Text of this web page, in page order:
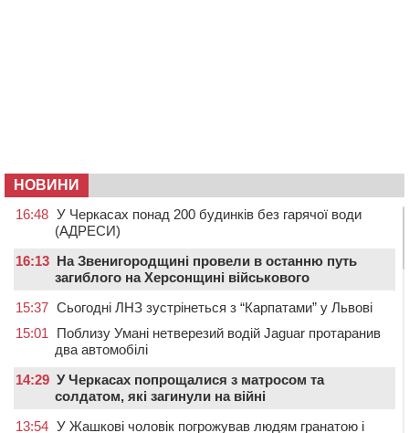
НОВИНИ
16:48 У Черкасах понад 200 будинків без гарячої води
(АДРЕСИ)
16:13 На Звенигородщині провели в останню путь
загиблого на Херсонщині військового
15:37 Сьогодні ЛНЗ зустрінеться з “Карпатами” у Львові
15:01
Поблизу Умані нетверезий водій Jaguar протаранив
два автомобілі
14:29 У Черкасах попрощалися з матросом та
солдатом, які загинули на війні
13:54 У Жашкові чоловік погрожував людям гранатою і